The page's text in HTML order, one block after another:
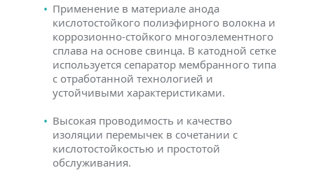
Применение в материале анода
кислотостойкого полиэфирного волокна и
коррозионно-стойкого многоэлементного
сплава на основе свинца. В катодной сетке
используется сепаратор мембранного типа
с отработанной технологией и
устойчивыми характеристиками.
Высокая проводимость и качество
изоляции перемычек в сочетании с
кислотостойкостью и простотой
обслуживания.